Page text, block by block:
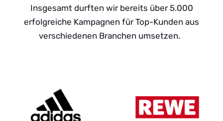
Insgesamt durften wir bereits über 5.000
erfolgreiche Kampagnen für Top-Kunden aus
verschiedenen Branchen umsetzen.